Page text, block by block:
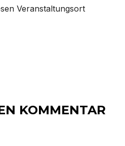
Veranstaltungsort
KOMMENTAR